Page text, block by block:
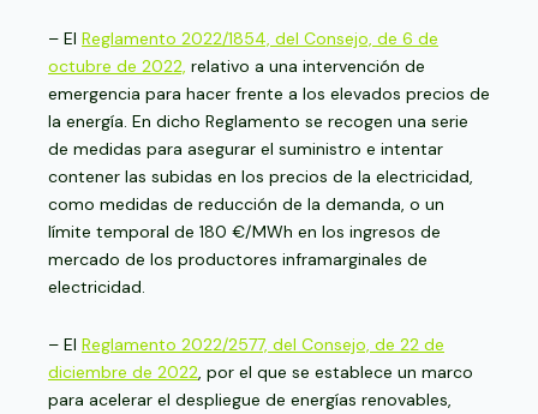
– El Reglamento 2022/1854, del Consejo, de 6 de
octubre de 2022, relativo a una intervención de
emergencia para hacer frente a los elevados precios de
la energía. En dicho Reglamento se recogen una serie
de medidas para asegurar el suministro e intentar
contener las subidas en los precios de la electricidad,
como medidas de reducción de la demanda, o un
límite temporal de 180 €/MWh en los ingresos de
mercado de los productores inframarginales de
electricidad.
– El Reglamento 2022/2577, del Consejo, de 22 de
diciembre de 2022, por el que se establece un marco
para acelerar el despliegue de energías renovables,